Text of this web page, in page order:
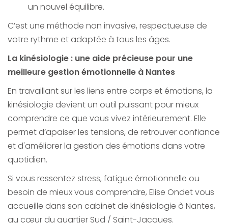
un nouvel équilibre.
C’est une méthode non invasive, respectueuse de
votre rythme et adaptée à tous les âges.
La kinésiologie : une aide précieuse pour une
meilleure gestion émotionnelle à Nantes
En travaillant sur les liens entre corps et émotions, la
kinésiologie devient un outil puissant pour mieux
comprendre ce que vous vivez intérieurement. Elle
permet d’apaiser les tensions, de retrouver confiance
et d'améliorer la gestion des émotions dans votre
quotidien.
Si vous ressentez stress, fatigue émotionnelle ou
besoin de mieux vous comprendre, Elise Ondet vous
accueille dans son cabinet de kinésiologie à Nantes,
au cœur du quartier Sud / Saint-Jacques.